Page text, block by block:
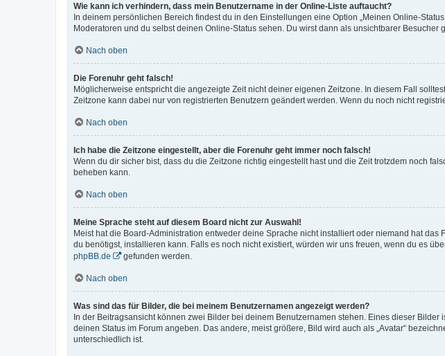
Wie kann ich verhindern, dass mein Benutzername in der Online-Liste auftaucht?
In deinem persönlichen Bereich findest du in den Einstellungen eine Option „Meinen Online-
Moderatoren und du selbst deinen Online-Status sehen. Du wirst dann als unsichtbarer Besucher
Nach oben
Die Forenuhr geht falsch!
Möglicherweise entspricht die angezeigte Zeit nicht deiner eigenen Zeitzone. In diesem Fall
Zeitzone kann dabei nur von registrierten Benutzern geändert werden. Wenn du noch nicht
Nach oben
Ich habe die Zeitzone eingestellt, aber die Forenuhr geht immer noch falsch!
Wenn du dir sicher bist, dass du die Zeitzone richtig eingestellt hast und die Zeit trotzdem noch
beheben kann.
Nach oben
Meine Sprache steht auf diesem Board nicht zur Auswahl!
Meist hat die Board-Administration entweder deine Sprache nicht installiert oder niemand hat
du benötigst, installieren kann. Falls es noch nicht existiert, würden wir uns freuen, wenn du es
phpBB.de
gefunden werden.
Nach oben
Was sind das für Bilder, die bei meinem Benutzernamen angezeigt werden?
In der Beitragsansicht können zwei Bilder bei deinem Benutzernamen stehen. Eines dieser
deinen Status im Forum angeben. Das andere, meist größere, Bild wird auch als „Avatar“
unterschiedlich ist.